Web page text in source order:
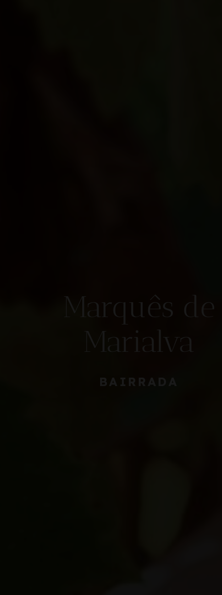
Marquês de
Marialva
BAIRRADA